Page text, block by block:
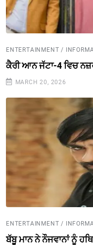
ENTERTAINMENT /
ਕੈਰੀ ਆਨ ਜੱਟਾ-4 ਵਿਚ
MARCH 20, 2026
ENTERTAINMENT /
ਬੱਬੂ ਮਾਨ ਨੇ ਨੌਜਵਾਨਾਂ ਨੂੰ